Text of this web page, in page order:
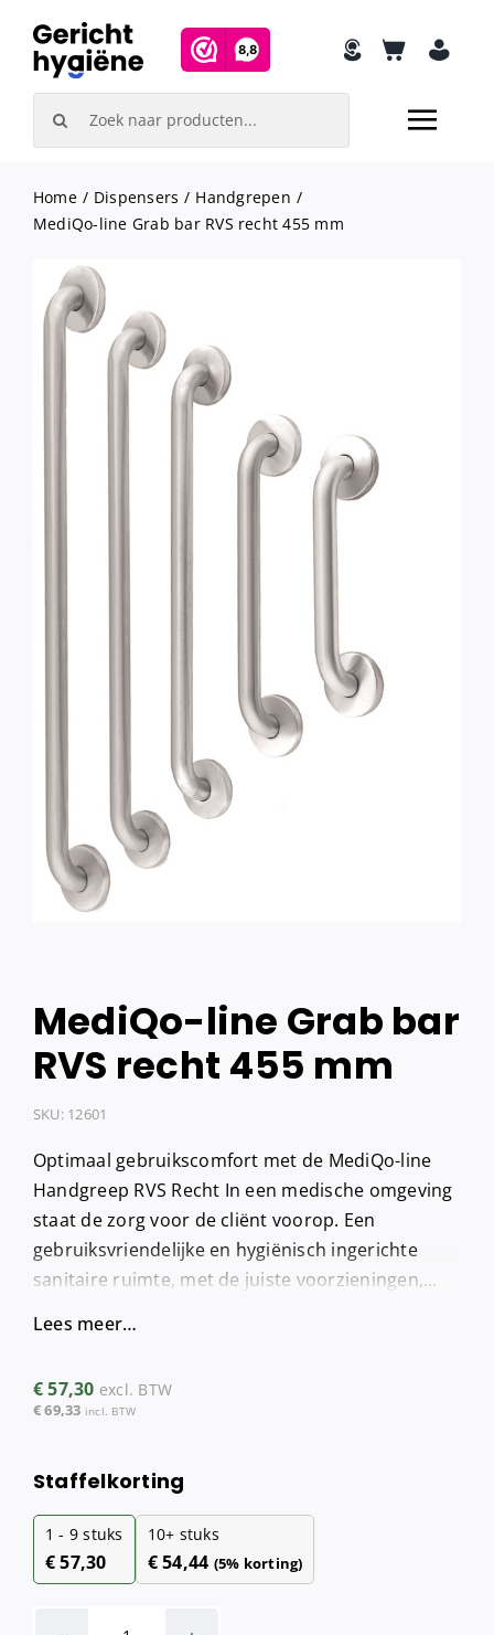
content
Home Dispensers
Handgrepen
MediQo-line Grab bar RVS recht 455 mm
MediQo-line Grab bar
RVS recht 455 mm
SKU: 12601
Optimaal gebruikscomfort met de MediQo-line
Handgreep RVS Recht In een medische omgeving
staat de zorg voor de cliënt voorop. Een
gebruiksvriendelijke en hygiënisch ingerichte
sanitaire ruimte, met de juiste voorzieningen,...
Lees meer…
€57,30 excl. BTW
€69,33 incl. BTW
Staffelkorting
1 - 9 stuks
€57,30
10+ stuks
€54,44 (5% korting)